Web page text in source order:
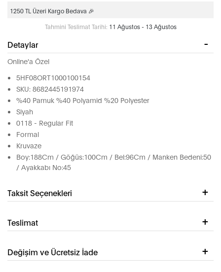
1250 TL Üzeri Kargo Bedava 🎉
Tahmini Teslimat Tarihi: 11 Ağustos - 13 Ağustos
Detaylar
Online'a Özel
5HF08ORT1000100154
SKU: 8682445191974
%40 Pamuk %40 Polyamid %20 Polyester
Siyah
0118 - Regular Fit
Formal
Kruvaze
Boy:188Cm / Göğüs:100Cm / Bel:96Cm / Manken Bedeni:50
/ Ayakkabı No:45
Taksit Seçenekleri
Teslimat
Değişim ve Ücretsiz İade